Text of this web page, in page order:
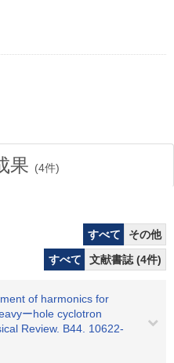
果 (4件)
すべて
その他
すべて
文献書誌 (4件)
of harmonics for
ーhole cyclotron
Review. B44. 10622-